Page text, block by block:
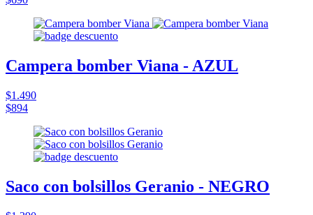
Campera bomber Viana - AZUL
$1.490
$894
Saco con bolsillos Geranio - NEGRO